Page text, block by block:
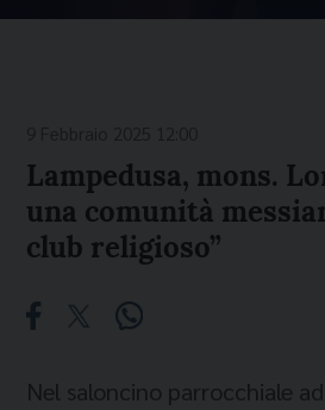
Lampedusa, mons.
una comunità
club religioso”
Nel saloncino parrocchiale